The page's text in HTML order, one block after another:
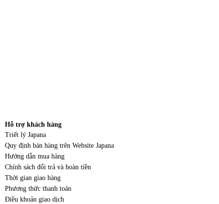
Hỗ trợ khách hàng
Triết lý Japana
Quy định bán hàng trên Website Japana
Hướng dẫn mua hàng
Chính sách đổi trả và hoàn tiền
Thời gian giao hàng
Phương thức thanh toán
Điều khoản giao dịch